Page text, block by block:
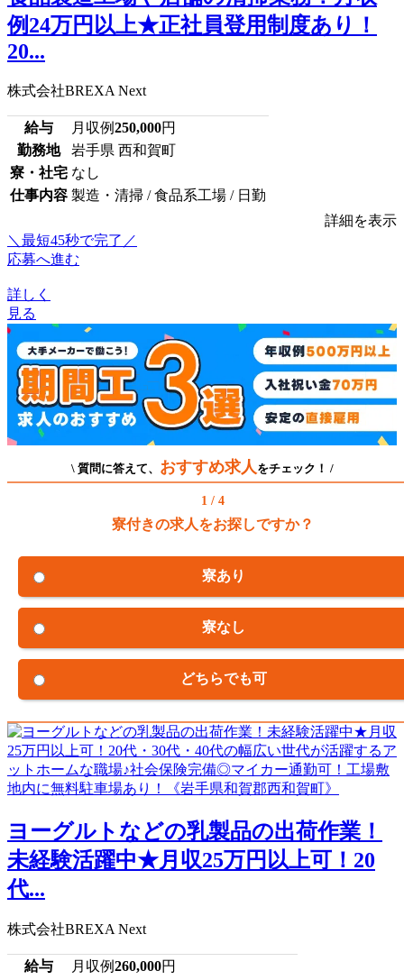
例24万円以上★正社員登用制度あり！
20...
株式会社BREXA Next
給与 月収例250,000円
勤務地
岩手県 西和賀町
寮・社宅 なし
仕事内容 製造・清掃 / 食品系工場 / 日勤
詳細を表示
＼最短45秒で完了／
応募へ進む
詳しく
見る
\ 質問に答えて、 おすすめ求人 をチェック！ /
1 / 4
寮付きの求人をお探しですか？
寮あり
寮なし
どちらでも可
ヨーグルトなどの乳製品の出荷作業！
未経験活躍中★月収25万円以上可！20
代...
株式会社BREXA Next
給与 月収例260,000円